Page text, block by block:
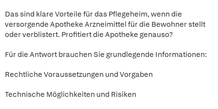
Das sind klare Vorteile für das Pflegeheim, wenn die
versorgende Apotheke Arzneimittel für die Bewohner stellt
oder verblistert. Profitiert die Apotheke genauso?
Für die Antwort brauchen Sie grundlegende Informationen:
Rechtliche Voraussetzungen und Vorgaben
Technische Möglichkeiten und Risiken